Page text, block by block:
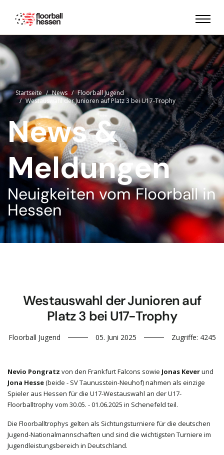
Startseite News
Floorball Jugend
Westauswahl der Junioren auf Platz 3 bei U17-Trophy
News &
Meldungen
Neuigkeiten vom Floorball in
Hessen
Westauswahl der Junioren auf
Platz 3 bei U17-Trophy
Floorball Jugend 05. Juni 2025 Zugriffe: 4245
Nevio Pongratz von den Frankfurt Falcons sowie Jonas Keverund
Jona Hesse(beide - SV Taunusstein-Neuhof) nahmen als einzige
Spieler aus Hessen für die U17-Westauswahl an der U17-
Floorballtrophy vom 30.05. - 01.06.2025 in Schenefeld teil.
Die Floorballtrophys gelten als Sichtungsturniere für die deutschen
Jugend-Nationalmannschaften und sind die wichtigsten Turniere im
Jugendleistungsbereich in Deutschland.